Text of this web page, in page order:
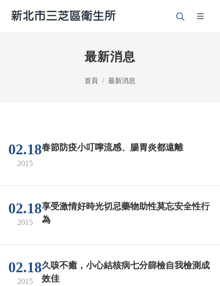
最新消息
首頁 最新消息
02.18
2015
春節防疫小叮嚀流感、腸胃炎都遠離
02.18
2015
享受激情好時光切忌藥物助性莫忘安全性行
為
02.18
2015
久咳不癒，小心結核病七分篩檢自我檢測成
效佳